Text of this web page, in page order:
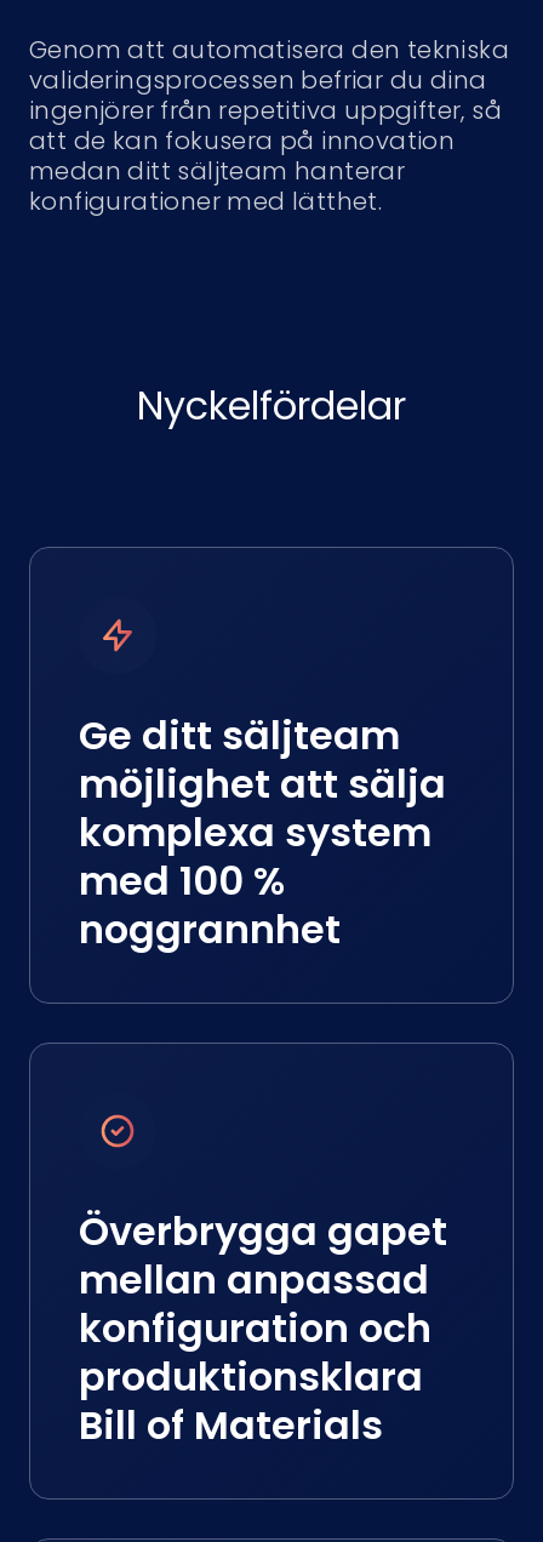
Genom att automatisera den tekniska
valideringsprocessen befriar du dina
ingenjörer från repetitiva uppgifter, så
att de kan fokusera på innovation
medan ditt säljteam hanterar
konfigurationer med lätthet.
Nyckelfördelar
Ge ditt säljteam
möjlighet att sälja
komplexa system
med 100 %
noggrannhet
Överbrygga gapet
mellan anpassad
konfiguration och
produktionsklara
Bill of Materials